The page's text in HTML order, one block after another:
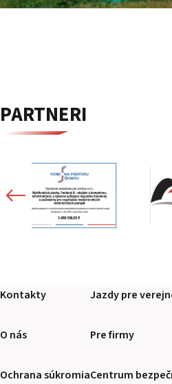
PARTNERI
Kontakty
O nás
Ochrana súkromia
Jazdy pre
Pre firmy
Centrum